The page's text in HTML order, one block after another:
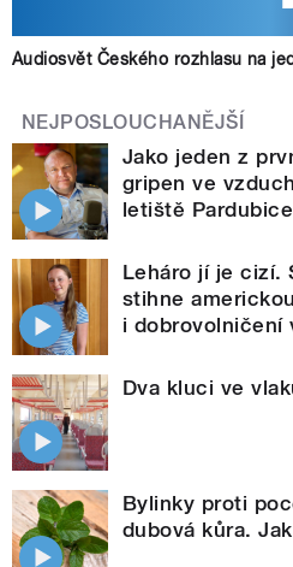
Audiosvět Českého rozhlasu na
NEJPOSLOUCHANĚJŠÍ
Jako jeden z
gripen ve
letiště Pardubice
Leháro jí je cizí.
stihne
i dobrovolničení
Dva kluci ve
Bylinky proti
dubová kůra.